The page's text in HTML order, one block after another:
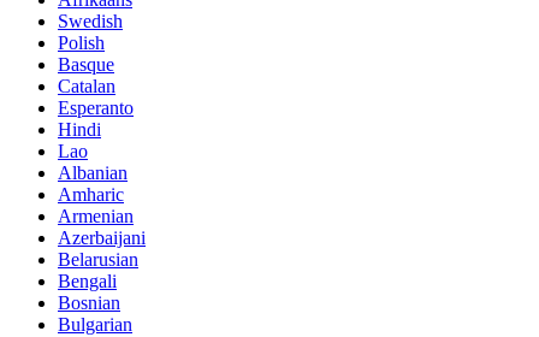
Swedish
Polish
Basque
Catalan
Esperanto
Hindi
Lao
Albanian
Amharic
Armenian
Azerbaijani
Belarusian
Bengali
Bosnian
Bulgarian